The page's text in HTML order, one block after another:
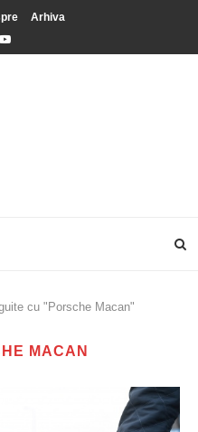
Arhiva
cu "Porsche Macan"
MACAN